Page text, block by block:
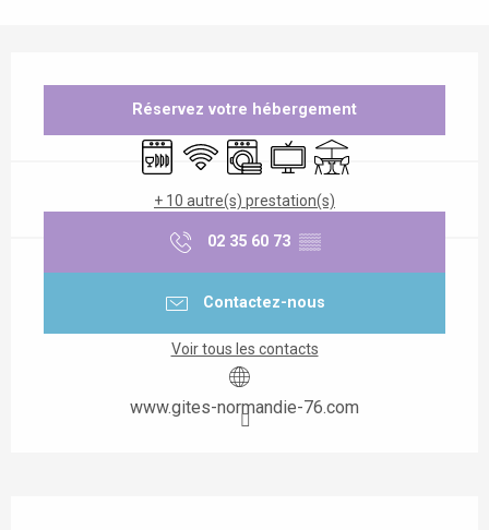
Réservez votre hébergement
Lave vaisselle
WiFi Lave lingeTélévision
Terrasse
+ 10 autre(s) prestation(s)
02 35 60 73 ▒▒
Contactez-nous
Voir tous les contacts
www.gites-normandie-76.com